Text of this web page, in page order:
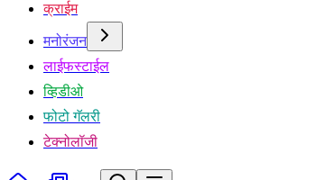
क्राईम
मनोरंजन
लाईफस्टाईल
व्हिडीओ
फोटो गॅलरी
टेक्नोलॉजी